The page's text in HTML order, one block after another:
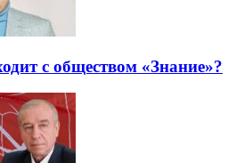
с обществом «Знание»?